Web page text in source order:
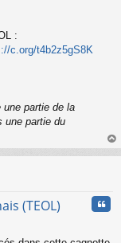
:
c.org/t4b2z5gS8K
partie de la
une partie du
au
(TEOL)